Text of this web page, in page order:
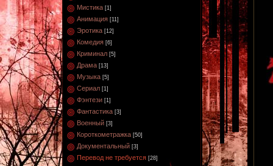
Мистика [1]
Анимация [11]
Эротика [12]
Комедия [6]
Криминал [5]
Драма [13]
Музыка [5]
Сериал [1]
Фэнтези [1]
Фантастика [3]
Военный [3]
Короткометражка [50]
Документальный [3]
Перевод не требуется [28]